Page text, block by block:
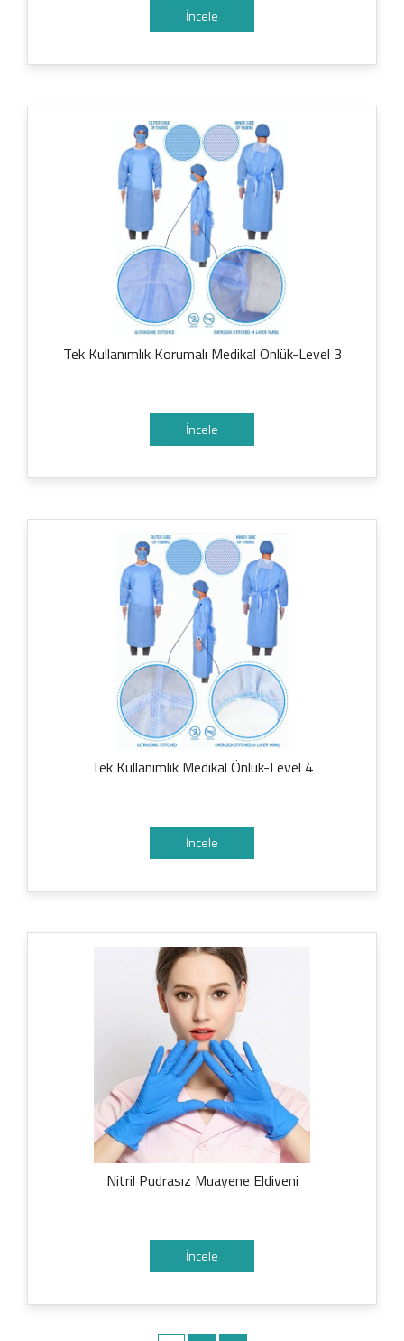
İncele
Tek Kullanımlık Korumalı Medikal Önlük-Level 3
İncele
Tek Kullanımlık Medikal Önlük-Level 4
İncele
Nitril Pudrasız Muayene Eldiveni
İncele